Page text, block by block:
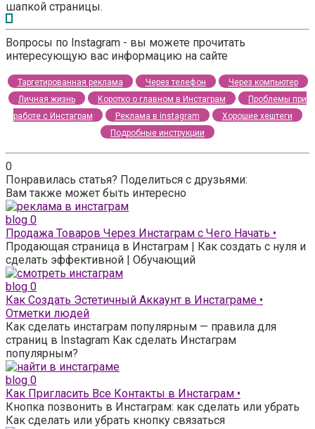
шапкой страницы.
Вопросы по Instagram - вы можете прочитать
интересующую вас информацию на сайте
Таргетированная реклама Через телефон
Через компьютер
Личная жизнь
Коротко о главном в Инстаграм
Проблемы при
работе с Инстаграм
Реклама в instagram
Хорошие хештеги
Подробные инструкции
0
Понравилась статья? Поделиться с друзьями:
Вам также может быть интересно
blog 0
Продажа Товаров Через Инстаграм с Чего Начать •
Продающая страница в Инстаграм | Как создать с нуля и
сделать эффективной | Обучающий
blog 0
Как Создать Эстетичный Аккаунт в Инстаграме •
Отметки людей
Как сделать инстаграм популярным — правила для
страниц в Instagram Как сделать Инстаграм
популярным?
blog 0
Как Пригласить Все Контакты в Инстаграм •
Кнопка позвонить в Инстаграм: как сделать или убрать
Как сделать или убрать кнопку связаться